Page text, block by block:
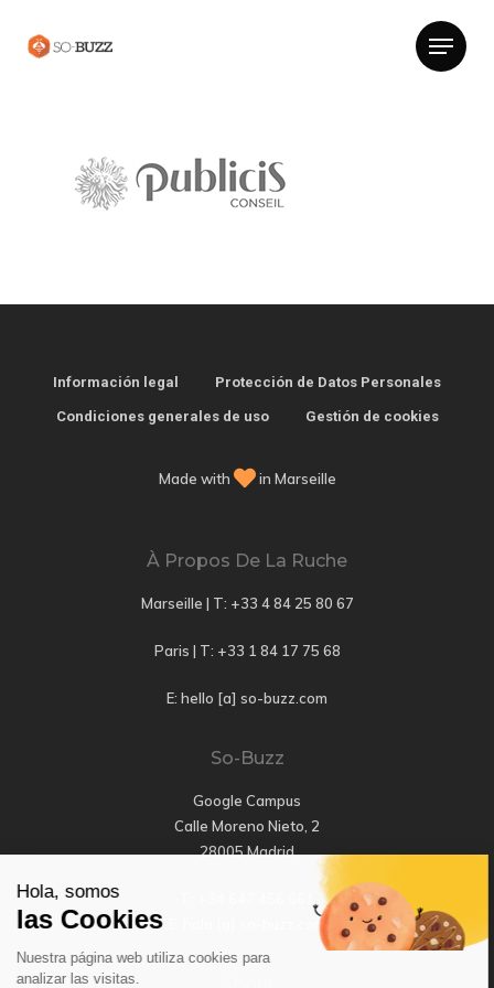
Hola, somos
las Cookies
Nuestra página web utiliza cookies para
analizar las visitas.
Información legal Protección de Datos Personales
Condiciones generales de uso Gestión de cookies
Made with in Marseille
À Propos De La Ruche
Marseille | T: +33 4 84 25 80 67
Paris | T: +33 1 84 17 75 68
E: hello [a] so-buzz.com
So-Buzz
Google Campus
Calle Moreno Nieto, 2
28005 Madrid
E: hola [a] so-buzz.com